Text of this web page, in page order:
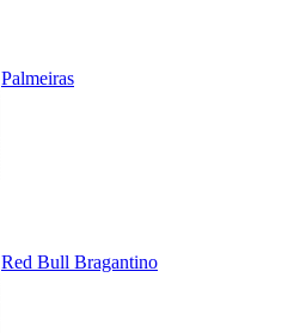
Palmeiras
Red Bull Bragantino